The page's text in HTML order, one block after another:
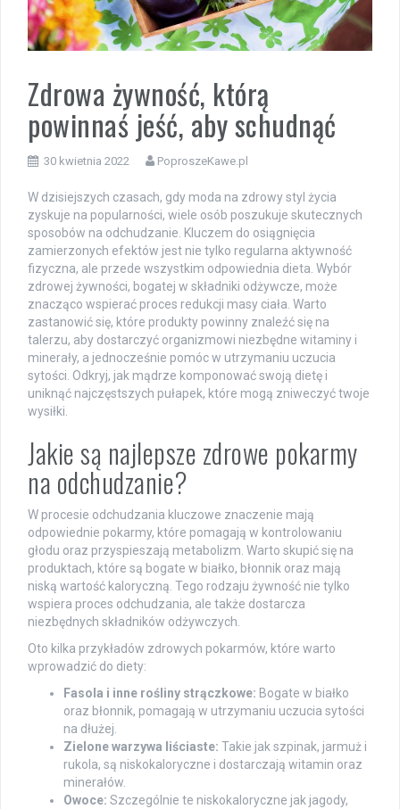
Zdrowa żywność, którą
powinnaś jeść, aby schudnąć
30 kwietnia 2022 PoproszeKawe.pl
W dzisiejszych czasach, gdy moda na zdrowy styl życia
zyskuje na popularności, wiele osób poszukuje skutecznych
sposobów na odchudzanie. Kluczem do osiągnięcia
zamierzonych efektów jest nie tylko regularna aktywność
fizyczna, ale przede wszystkim odpowiednia dieta. Wybór
zdrowej żywności, bogatej w składniki odżywcze, może
znacząco wspierać proces redukcji masy ciała. Warto
zastanowić się, które produkty powinny znaleźć się na
talerzu, aby dostarczyć organizmowi niezbędne witaminy i
minerały, a jednocześnie pomóc w utrzymaniu uczucia
sytości. Odkryj, jak mądrze komponować swoją dietę i
uniknąć najczęstszych pułapek, które mogą zniweczyć twoje
wysiłki.
Jakie są najlepsze zdrowe pokarmy
na odchudzanie?
W procesie odchudzania kluczowe znaczenie mają
odpowiednie pokarmy, które pomagają w kontrolowaniu
głodu oraz przyspieszają metabolizm. Warto skupić się na
produktach, które są bogate w białko, błonnik oraz mają
niską wartość kaloryczną. Tego rodzaju żywność nie tylko
wspiera proces odchudzania, ale także dostarcza
niezbędnych składników odżywczych.
Oto kilka przykładów zdrowych pokarmów, które warto
wprowadzić do diety:
Fasola i inne rośliny strączkowe: Bogate w białko
oraz błonnik, pomagają w utrzymaniu uczucia sytości
na dłużej.
Zielone warzywa liściaste: Takie jak szpinak, jarmuż i
rukola, są niskokaloryczne i dostarczają witamin oraz
minerałów.
Owoce: Szczególnie te niskokaloryczne jak jagody,